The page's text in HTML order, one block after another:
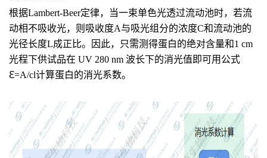
根据Lambert-Beer定律，当一束单色光透过流动池时，若流
动相不吸收光，则吸收度A与吸光组分的浓度C和流动池的
光径长度L成正比。因此，只需测得蛋白的绝对含量和1 cm
光程下供试品在 UV 280 nm 波长下的消光值即可用公式
ℇ=A/cl计算蛋白的消光系数。